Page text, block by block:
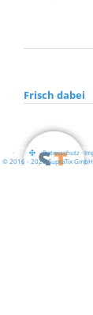
Frisch dabei
· · ·Datenschutz·
© 2016 - 2026 SupraTix